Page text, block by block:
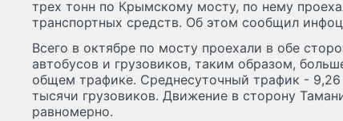
трех тонн по Крымскому мосту, по нему
транспортных средств. Об этом сообщил
Всего в октябре по мосту проехали в обе
автобусов и грузовиков, таким образом,
общем трафике. Среднесуточный трафик -
тысячи грузовиков. Движение в сторону
равномерно.